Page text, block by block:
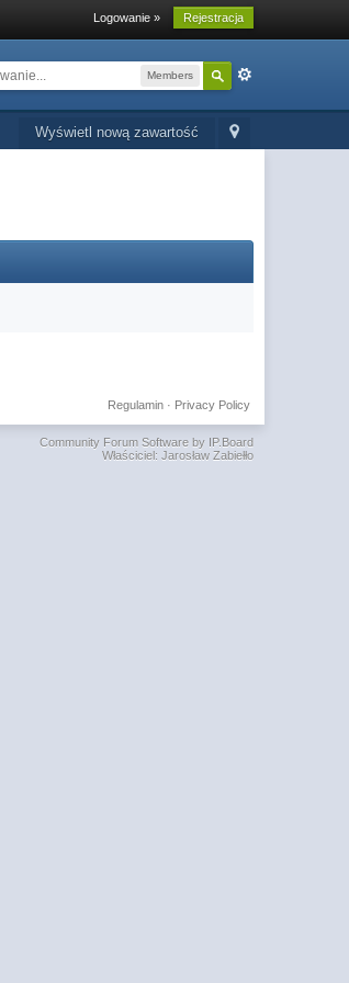
Logowanie » Rejestracja
Members
Wyświetl nową zawartość
Privacy Policy
Regulamin·
Community Forum Software by IP.Board
Właściciel: Jarosław Zabiełło